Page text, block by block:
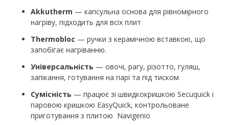
Akkutherm — капсульна основа для рівномірного
нагріву, підходить для всіх плит
Thermobloc — ручки з керамічною вставкою, що
запобігає нагріванню.
Універсальність — овочі, рагу, різотто, гуляш,
запікання, готування на парі та під тиском
Сумісність — працює зі швидкокришкою Secuquick і
паровою кришкою EasyQuick, контрольоване
приготування з плитою Navigenio